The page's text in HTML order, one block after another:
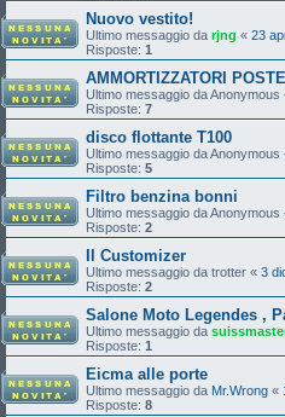
Nuovo vestito!
Ultimo messaggio da rjng « 23
Risposte: 1
AMMORTIZZATORI
Ultimo messaggio daAnonymous
Risposte: 7
disco flottante T100
Ultimo messaggio daAnonymous
Risposte: 5
Filtro benzina bonni
Ultimo messaggio daAnonymous
Risposte: 2
Il Customizer
Ultimo messaggio da trotter « 3
Risposte: 2
Salone Moto Legendes ,
Ultimo messaggio da
Risposte: 1
Eicma alle porte
Ultimo messaggio da Mr.Wrong «
Risposte: 8